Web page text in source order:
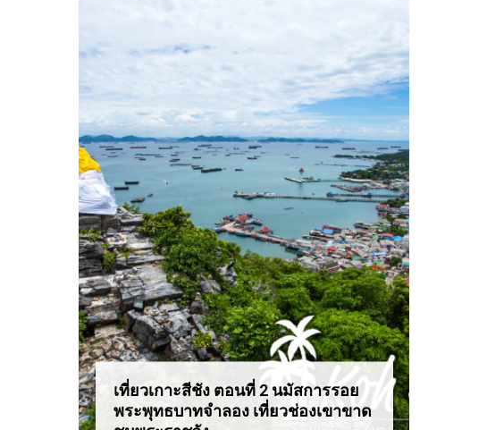
เที่ยวเกาะสีชัง ตอนที่ 2 นมัสการรอย
พระพุทธบาทจำลอง เที่ยวช่องเขาขาด